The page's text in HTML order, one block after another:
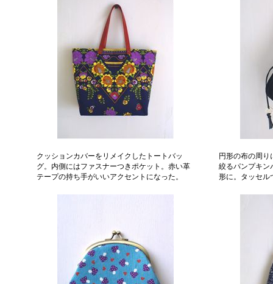
クッションカバーをリメイクしたトートバッ
グ。内側にはファスナーつきポケット。赤い革
テープの持ち手がいいアクセントになった。
円形の布の周
絞るパンプキン
形に。タッセル